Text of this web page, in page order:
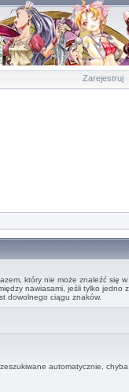
Zarejestruj
który nie może znaleźć się w
nawiasami, jeśli tylko jedno
dowolnego ciągu znaków.
automatycznie,